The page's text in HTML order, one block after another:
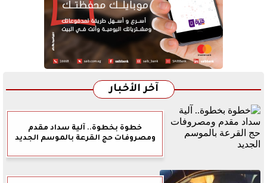
آخر الأخبار
خطوة بخطوة.. آلية سداد مقدم
ومصروفات حج القرعة بالموسم الجديد